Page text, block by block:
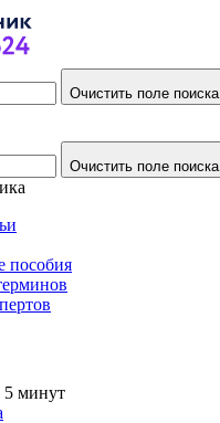
Очистить поле поиска
Очистить поле поиска
пособия
5 минут